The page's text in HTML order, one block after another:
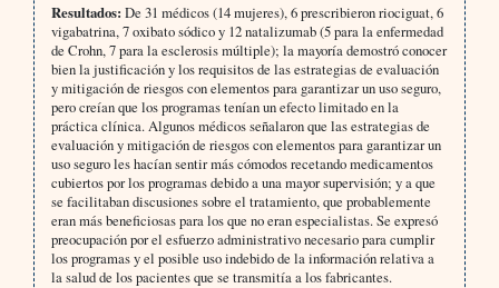
Resultados: De 31 médicos (14 mujeres), 6 prescribieron riociguat, 6
vigabatrina, 7 oxibato sódico y 12 natalizumab (5 para la enfermedad
de Crohn, 7 para la esclerosis múltiple); la mayoría demostró conocer
bien la justificación y los requisitos de las estrategias de evaluación
y mitigación de riesgos con elementos para garantizar un uso seguro,
pero creían que los programas tenían un efecto limitado en la
práctica clínica. Algunos médicos señalaron que las estrategias de
evaluación y mitigación de riesgos con elementos para garantizar un
uso seguro les hacían sentir más cómodos recetando medicamentos
cubiertos por los programas debido a una mayor supervisión; y a que
se facilitaban discusiones sobre el tratamiento, que probablemente
eran más beneficiosas para los que no eran especialistas. Se expresó
preocupación por el esfuerzo administrativo necesario para cumplir
los programas y el posible uso indebido de la información relativa a
la salud de los pacientes que se transmitía a los fabricantes.